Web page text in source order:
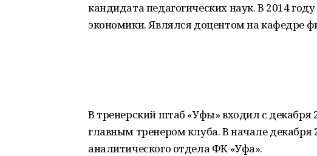
кандидата педагогических наук. В 2014
экономики. Являлся доцентом на кафедре
В тренерский штаб «Уфы» входил с декабря
главным тренером клуба. В начале декабря
аналитического отдела ФК «Уфа».